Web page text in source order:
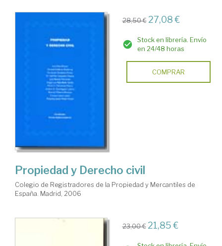
28,50 € 27,08 €
Stock en librería. Envío
en 24/48 horas
COMPRAR
Propiedad y Derecho civil
Colegio de Registradores de la Propiedad y Mercantiles de
España. Madrid, 2006
23,00 € 21,85 €